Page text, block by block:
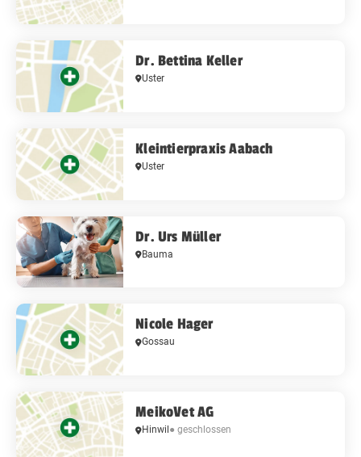
Dr. Bettina Keller
Uster
Kleintierpraxis Aabach
Uster
Dr. Urs Müller
Bauma
Nicole Hager
Gossau
MeikoVet AG
Hinwil ● geschlossen